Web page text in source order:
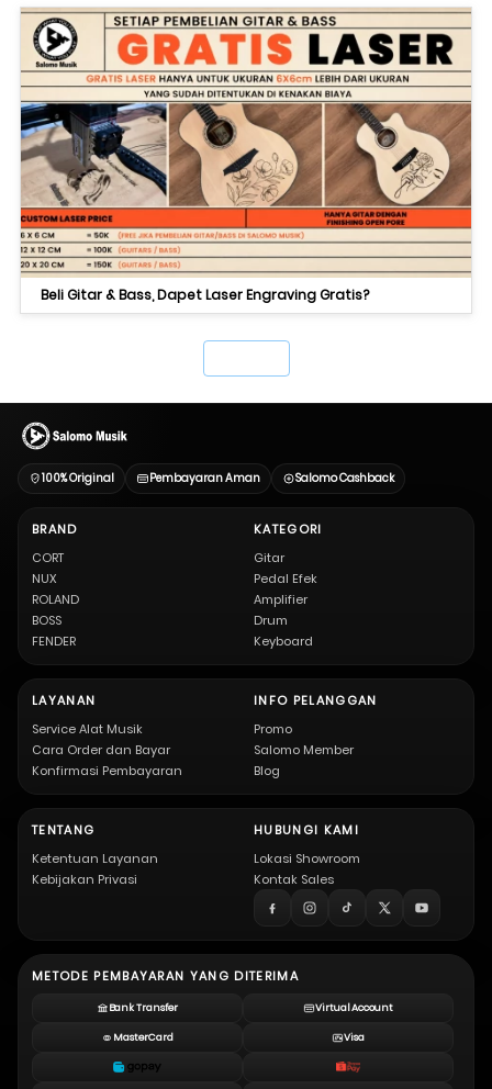
Beli Gitar & Bass, Dapet Laser Engraving Gratis?
100% Original Pembayaran Aman Salomo Cashback
BRAND
CORT
NUX
ROLAND
BOSS
FENDER
KATEGORI
Gitar
Pedal Efek
Amplifier
Drum
Keyboard
LAYANAN
Service Alat Musik
Cara Order dan Bayar
Konfirmasi Pembayaran
INFO PELANGGAN
Promo
Salomo Member
Blog
TENTANG
Ketentuan Layanan
Kebijakan Privasi
HUBUNGI KAMI
Lokasi Showroom
Kontak Sales
METODE PEMBAYARAN YANG DITERIMA
Bank Transfer Virtual Account
MasterCard Visa